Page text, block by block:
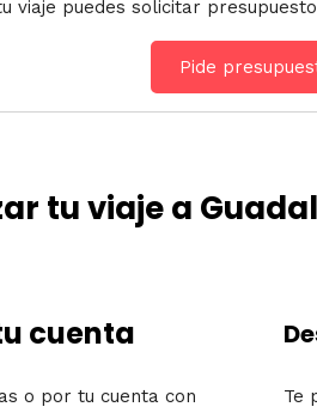
viaje puedes solicitar
Pide
tu viaje a
cuenta
o por tu cuenta con
Te